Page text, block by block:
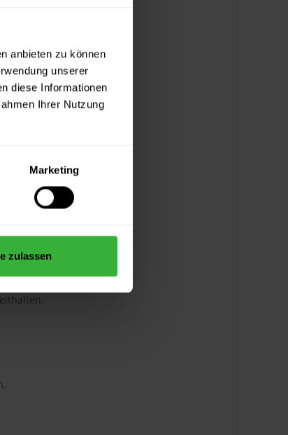
anbieten zu können
unserer
diese Informationen
Ihrer Nutzung
Marketing
zulassen